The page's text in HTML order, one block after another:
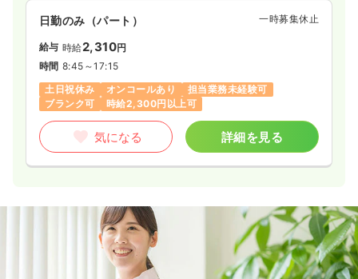
日勤のみ（パート） 一時募集休止
給与 時給2,310円
時間 8:45～17:15
土日祝休み
オンコールあり
担当業務未経験可
ブランク可
時給2,300円以上可
気になる 詳細を見る